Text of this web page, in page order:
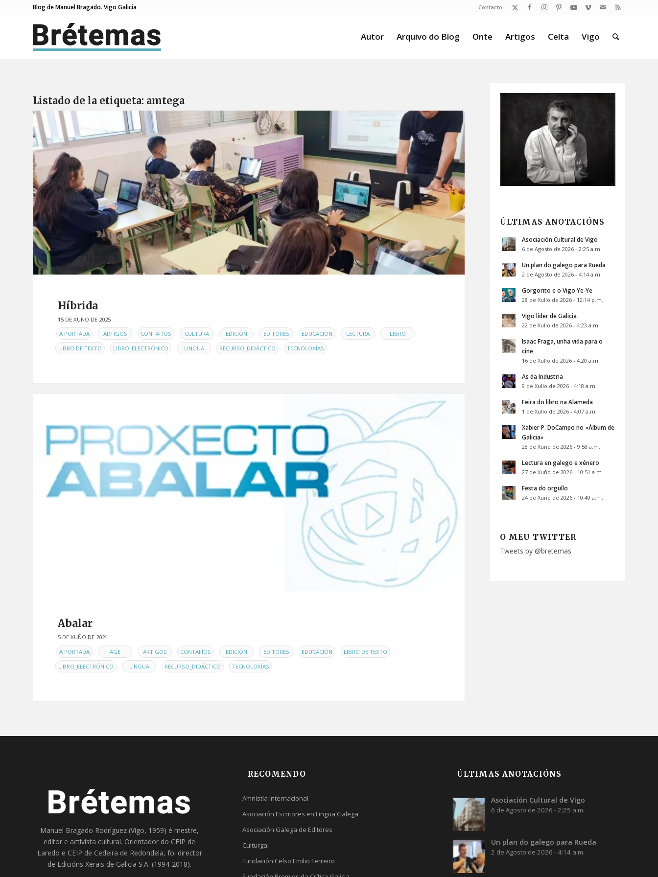
Contacto
Blog de Manuel Bragado. Vigo Galicia
Autor Arquivo do Blog Onte Artigos Celta Vigo
Listado de la etiqueta: amtega
Híbrida
15 DE XUÑO DE 2025
ENA PORTADA ARTIGOS CONTAFÍOS CULTURA EDICIÓN EDITORES EDUCACIÓN LECTURA LIBRO
LIBRO DE TEXTO LIBRO_ELECTRÓNICO LINGUA RECURSO_DIDÁCTICO TECNOLOXÍAS
Abalar
5 DE XUÑO DE 2024
ENA PORTADA AGE ARTIGOS CONTAFÍOS EDICIÓN EDITORES EDUCACIÓN LIBRO DE TEXTO
LIBRO_ELECTRÓNICO LINGUA RECURSO_DIDÁCTICO TECNOLOXÍAS
ÚLTIMAS ANOTACIÓNS
Asociación Cultural de Vigo
6 de Agosto de 2026 - 2:25 a.m.
Un plan do galego para Rueda
2 de Agosto de 2026 - 4:14 a.m.
Gorgorito e o Vigo Ye-Ye
28 de Xullo de 2026 - 12:14 p.m.
Vigo líder de Galicia
22 de Xullo de 2026 - 4:23 a.m.
Isaac Fraga, unha vida para o
cine
16 de Xullo de 2026 - 4:20 a.m.
As da Industria
9 de Xullo de 2026 - 4:18 a.m.
Feira do libro na Alameda
1 de Xullo de 2026 - 4:07 a.m.
Xabier P. DoCampo no «Álbum de
Galicia»
28 de Xuño de 2026 - 9:58 a.m.
Lectura en galego e xénero
27 de Xuño de 2026 - 10:51 a.m.
Festa do orgullo
24 de Xuño de 2026 - 10:49 a.m.
O MEU TWITTER
Tweets by @bretemas
Manuel Bragado Rodríguez (Vigo, 1959) é mestre,
editor e activista cultural. Orientador do CEIP de
Laredo e CEIP de Cedeira de Redondela, foi director
de Edicións Xerais de Galicia S.A. (1994-2018).
RECOMENDO
Amnistía Internacional
Asociación Escritores en Lingua Galega
Asociación Galega de Editores
Culturgal
Fundación Celso Emilio Ferreiro
ÚLTIMAS ANOTACIÓNS
Asociación Cultural de Vigo
6 de Agosto de 2026 - 2:25 a.m.
Un plan do galego para Rueda
2 de Agosto de 2026 - 4:14 a.m.